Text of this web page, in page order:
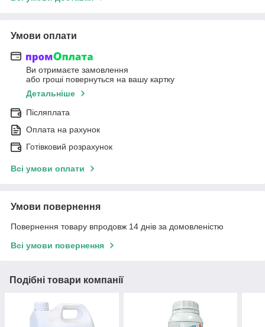
Умови оплати
Ви отримаєте замовлення
або гроші повернуться на вашу картку
Детальніше
Післяплата
Оплата на рахунок
Готівковий розрахунок
Всі умови оплати
Умови повернення
Повернення товару впродовж 14 днів за домовленістю
Всі умови повернення
Подібні товари компанії